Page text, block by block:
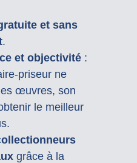
et sans
.
et objectivité:
priseur ne
œuvres, son
le meilleur
grâce à la